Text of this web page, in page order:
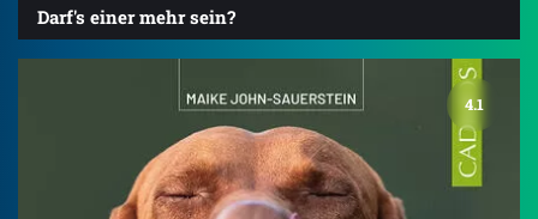
Darf's einer mehr sein?
4.1